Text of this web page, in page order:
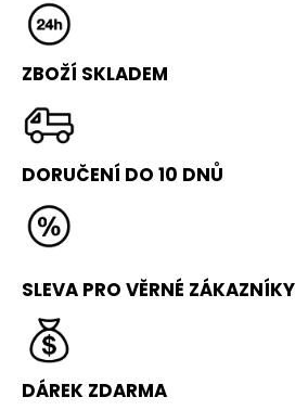
ZBOŽÍ SKLADEM
DORUČENÍ DO 10 DNŮ
SLEVA PRO VĚRNÉ ZÁKAZNÍKY
DÁREK ZDARMA
č
u
j
e
m
e
PRECIS
BOX
3
Kč
Původně:
790
Kč